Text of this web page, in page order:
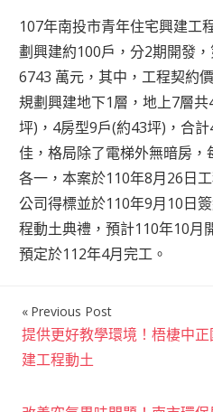
107年南投市青年住宅興建工
劃興建約100戶，分2期開發
6743 萬元，其中，工程契約
規劃興建地下1層，地上7層
坪)，4房型9戶(約43坪)，合
佳，格局除了電梯外無暗房
各一，本案於110年8月26日
公司得標並於110年9月10日
程動土典禮，預計110年10月
預定於112年4月完工。
文
章
Previous Post
提供更好教學環境！梧棲中
建工程動土